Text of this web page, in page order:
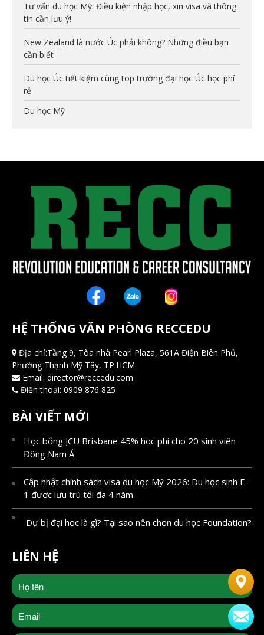
Tư vấn du học Mỹ: Điều kiện nhập học, xin visa và thông
tin cần lưu ý!
New Zealand là nước Úc phải không? Những điều bạn
cần biết
Du học Úc tiết kiệm cùng top trường đại học Úc học phí
rẻ
Du học Mỹ
HỆ THỐNG VĂN PHÒNG RECCEDU
Địa chỉ:Tầng 9, Tòa nhà Pearl Plaza, 561A Điện Biên Phủ,
Phường Thạnh Mỹ Tây, TP.HCM
Email: director@reccedu.com
Điện thoại: 0909 876 825
BÀI VIẾT MỚI
Học bổng JCU Brisbane 45% học phí cho 20 sinh viên
Đông Nam Á
Cập nhật chính sách visa du học Mỹ 2026: Du học sinh F-
1 được lưu trú tối đa 4 năm
Dự bị đại học là gì? Tại sao nên chọn du học Foundation?
LIÊN HỆ